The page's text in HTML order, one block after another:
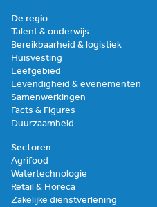
De regio
Talent & onderwijs
Bereikbaarheid & logistiek
Huisvesting
Leefgebied
Levendigheid & evenementen
Samenwerkingen
Facts & Figures
Duurzaamheid
Sectoren
Agrifood
Watertechnologie
Retail & Horeca
Zakelijke dienstverlening